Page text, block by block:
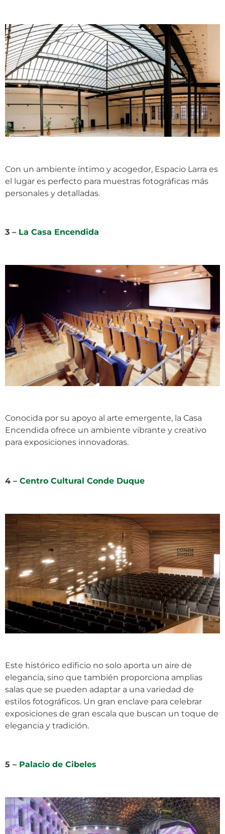
Con un ambiente íntimo y acogedor, Espacio Larra es
el lugar es perfecto para muestras fotográficas más
personales y detalladas.
3 – La Casa Encendida
Conocida por su apoyo al arte emergente, la Casa
Encendida ofrece un ambiente vibrante y creativo
para exposiciones innovadoras.
4 – Centro Cultural Conde Duque
Este histórico edificio no solo aporta un aire de
elegancia, sino que también proporciona amplias
salas que se pueden adaptar a una variedad de
estilos fotográficos. Un gran enclave para celebrar
exposiciones de gran escala que buscan un toque de
elegancia y tradición.
5 – Palacio de Cibeles